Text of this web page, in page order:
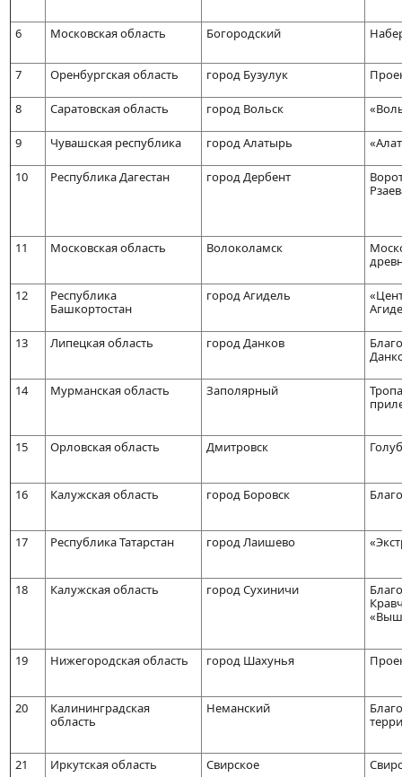
6 Московская область Богородский
7 Оренбургская область город Бузулук
8 Саратовская область город Вольск
9 Чувашская республика город Алатырь
10 Республика Дагестан город Дербент
11 Московская область Волоколамск
12
Республика
Башкортостан
город Агидель
13 Липецкая область город Данков
14 Мурманская область Заполярный
15 Орловская область Дмитровск
16 Калужская область город Боровск
17 Республика Татарстан город Лаишево
18 Калужская область город Сухиничи
19 Нижегородская область город Шахунья
20
Калининградская
область
Неманский
21 Иркутская область Свирское